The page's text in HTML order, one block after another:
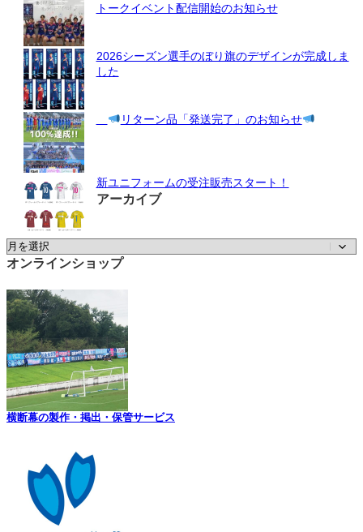
トークイベント配信開始のお知らせ
2026シーズン選手のぼり旗のデザインが完成しま
した
リターン品「発送完了」のお知らせ
新ユニフォームの受注販売スタート！
アーカイブ
ア
ー
イ
ブ
オンラインショップ
横断幕の製作・掲出・保管サービス